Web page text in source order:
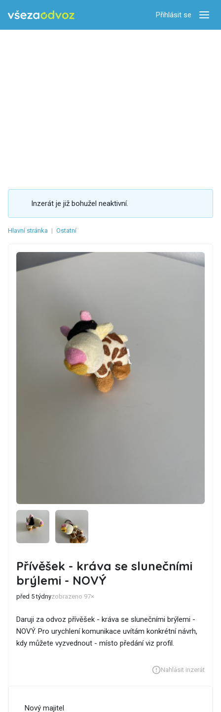
Přihlásit se
Inzerát je již bohužel neaktivní.
Hlavní stránka | Ostatní
Přívěšek - kráva se slunečními
brýlemi - NOVÝ
před 5 týdnyzobrazeno 97×
Daruji za odvoz přívěšek - kráva se slunečními brýlemi -
NOVÝ. Pro urychlení komunikace uvítám konkrétní návrh,
kdy můžete vyzvednout - místo předání viz profil.
Nahlásit inzerát
Nový majitel